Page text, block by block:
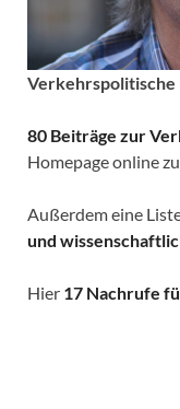
Verkehrspolitische
80 Beiträge zur
Homepage online
Außerdem eine
und
Hier 17 Nachrufe